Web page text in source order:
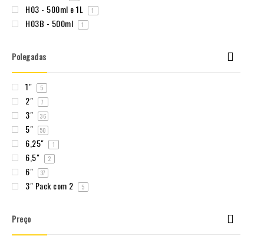
H03 - 500ml e 1L 1
H03B - 500ml 1
Polegadas
1" 5
2" 7
3" 36
5" 50
6,25" 1
6,5" 2
6" 37
3" Pack com 2 5
Preço